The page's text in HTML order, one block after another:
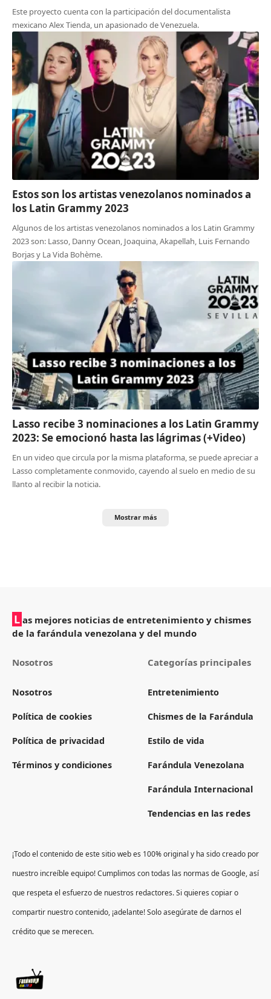
Este proyecto cuenta con la participación del documentalista
mexicano Alex Tienda, un apasionado de Venezuela.
Estos son los artistas venezolanos nominados a
los Latin Grammy 2023
Algunos de los artistas venezolanos nominados a los Latin Grammy
2023 son: Lasso, Danny Ocean, Joaquina, Akapellah, Luis Fernando
Borjas y La Vida Bohème.
Lasso recibe 3 nominaciones a los Latin Grammy
2023: Se emocionó hasta las lágrimas (+Video)
En un video que circula por la misma plataforma, se puede apreciar a
Lasso completamente conmovido, cayendo al suelo en medio de su
llanto al recibir la noticia.
Mostrar más
L as mejores noticias de entretenimiento y chismes
de la farándula venezolana y del mundo
Nosotros
Nosotros
Política de cookies
Política de privacidad
Términos y condiciones
Categorías principales
Entretenimiento
Chismes de la Farándula
Estilo de vida
Farándula Venezolana
Farándula Internacional
Tendencias en las redes
¡Todo el contenido de este sitio web es 100% original y ha sido creado por
nuestro increíble equipo! Cumplimos con todas las normas de Google, así
que respeta el esfuerzo de nuestros redactores. Si quieres copiar o
compartir nuestro contenido, ¡adelante! Solo asegúrate de darnos el
crédito que se merecen.